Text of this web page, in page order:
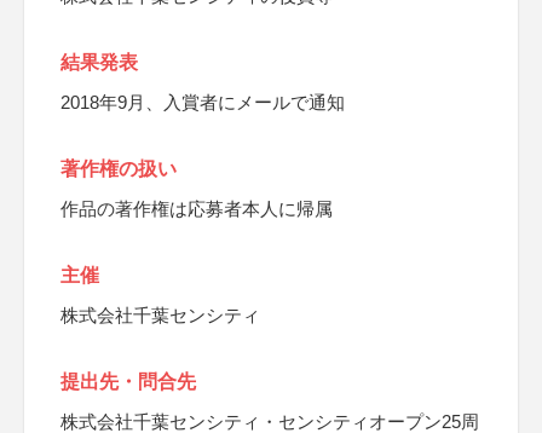
結果発表
2018年9月、入賞者にメールで通知
著作権の扱い
作品の著作権は応募者本人に帰属
主催
株式会社千葉センシティ
提出先・問合先
株式会社千葉センシティ・センシティオープン25周